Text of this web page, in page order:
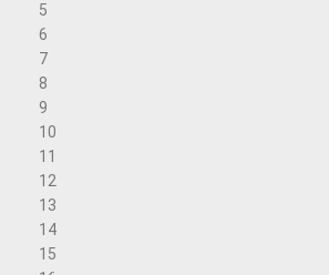
5
6
7
8
9
10
11
12
13
14
15